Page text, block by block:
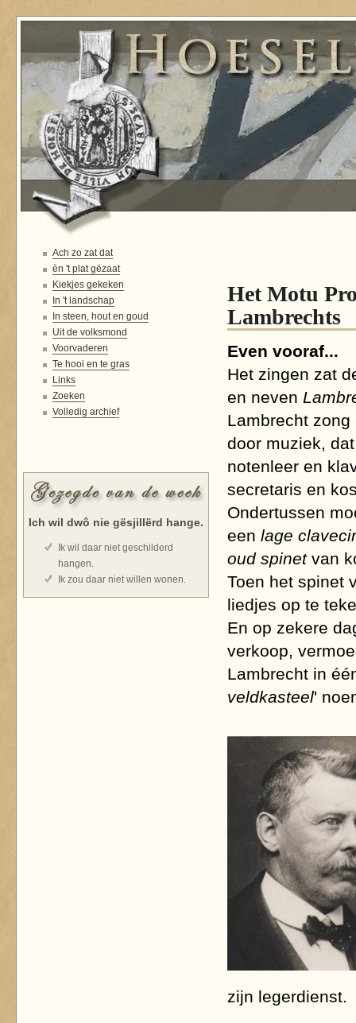
Ach zo zat dat
èn 't plat gëzaat
Kiekjes gekeken
In 't landschap
In steen, hout en goud
Uit de volksmond
Voorvaderen
Te hooi en te gras
Links
Zoeken
Volledig archief
Ich wil dwô nie gësjillërd hange.
Ik wil daar niet geschilderd
hangen.
Ik zou daar niet willen wonen.
Het Motu
Lambrechts
Even vooraf...
Het zingen zat
en neven
Lambrecht
door muziek,
notenleer en
secretaris en
Ondertussen
een lage
oud spinetvan
Toen het spinet
liedjes op te
En op zekere
verkoop,
Lambrecht in
veldkasteel'
zijn legerdienst.